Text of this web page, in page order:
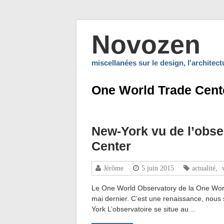
Novozen
miscellanées sur le design,
One World Trade
New-York vu de
Center
Jérôme 5 juin 2015 actualité
Le One World Observatory de la One
mai dernier. C’est une renaissance,
York L’observatoire se situe au…